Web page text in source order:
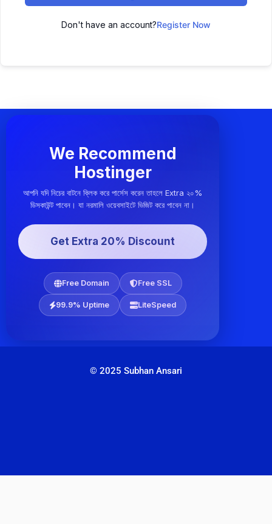
Don't have an account?Register Now
We Recommend
Hostinger
আপনি যদি নিচের বাটনে ক্লিক করে পার্সেস করেন তাহলে Extra ২০%
ডিসকাউন্ট পাবেন। যা নরমালি ওয়েবসাইটে ভিজিট করে পাবেন না।
Get Extra 20% Discount
Free Domain Free SSL
99.9% Uptime LiteSpeed
© 2025 Subhan Ansari